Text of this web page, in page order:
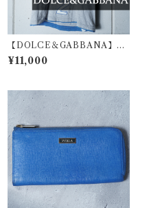
【DOLCE＆GABBANA】ド
ルチェ＆ガッバーナ DG JOG
GING team ロゴVネックTシ
¥11,000